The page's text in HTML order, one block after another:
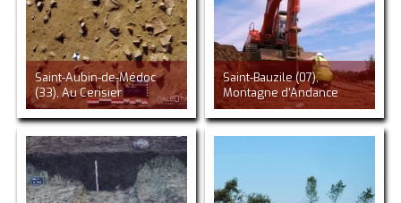
Saint-Aubin-de-Médoc
(33), Au Cerisier
Saint-Bauzile (07),
Montagne d'Andance